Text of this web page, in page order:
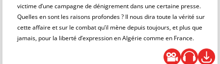
victime d’une campagne de dénigrement dans une certaine presse.
Quelles en sont les raisons profondes ? Il nous dira toute la vérité sur
cette affaire et sur le combat qu’il mène depuis toujours, et plus que
jamais, pour la liberté d’expression en Algérie comme en France.